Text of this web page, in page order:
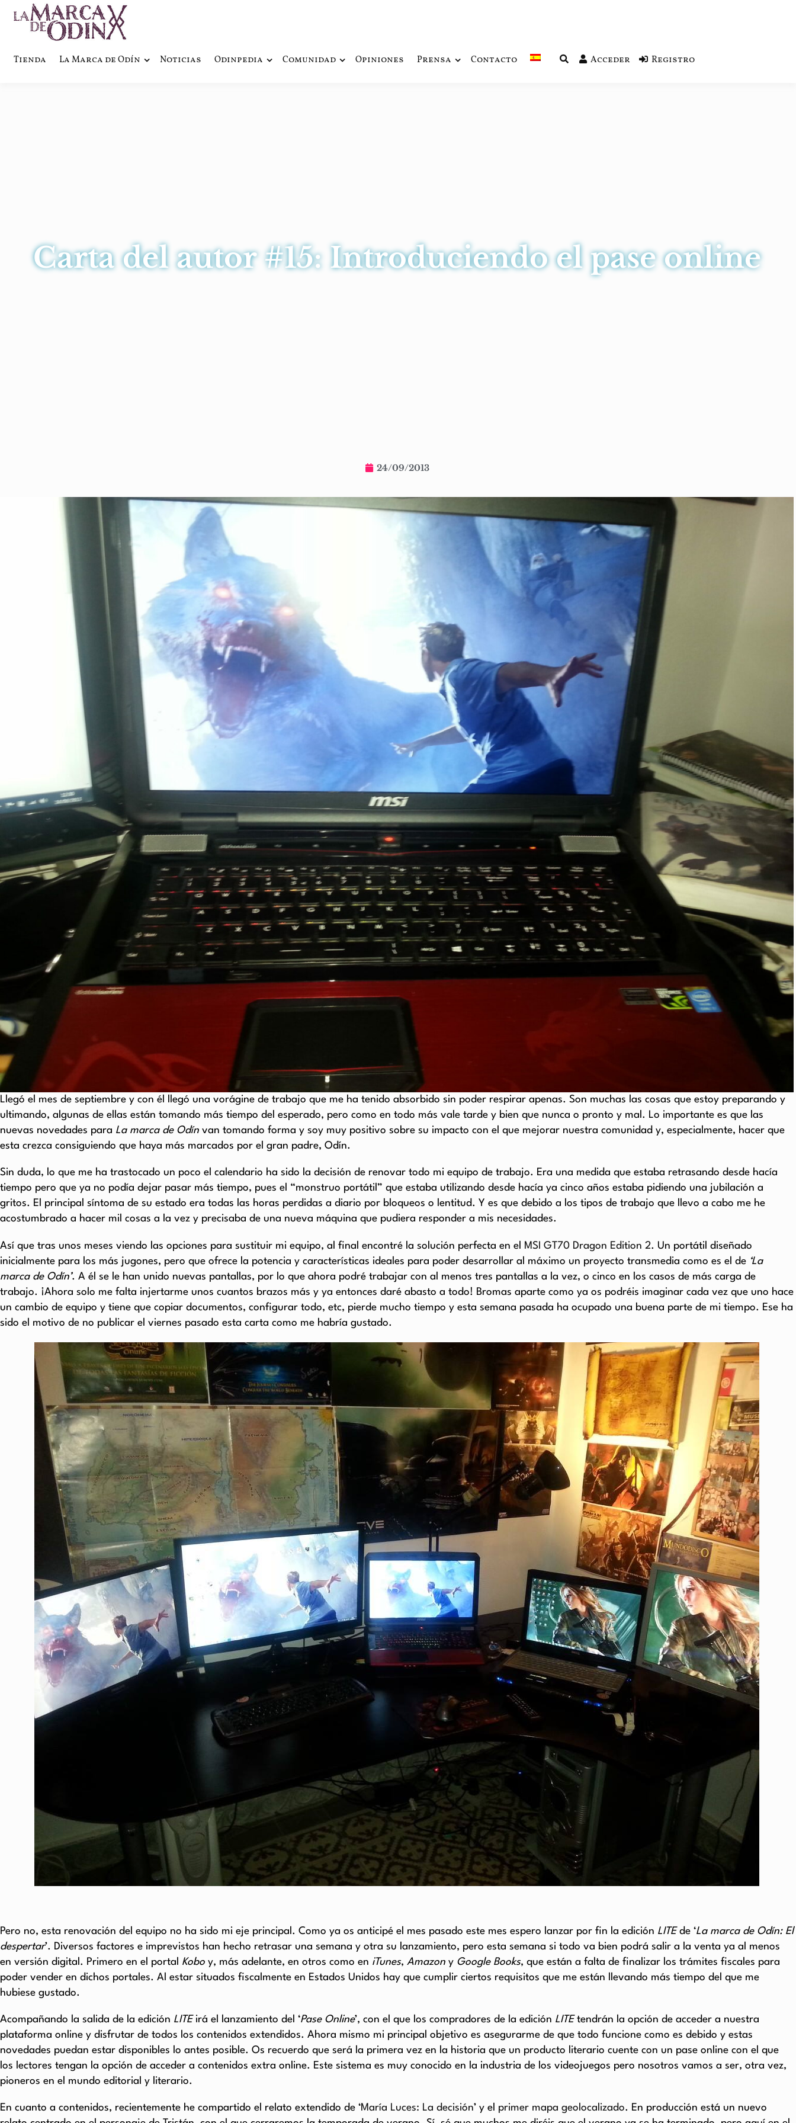
Tienda La Marca de Odín Noticias Odinpedia Comunidad Opiniones Prensa Contacto Acceder Registro
Carta del autor #15: Introduciendo el pase online
24/09/2013
Llegó el mes de septiembre y con él llegó una vorágine de trabajo que me ha tenido absorbido sin poder respirar apenas. Son muchas las cosas que estoy preparando y
ultimando, algunas de ellas están tomando más tiempo del esperado, pero como en todo más vale tarde y bien que nunca o pronto y mal. Lo importante es que las
nuevas novedades para La marca de Odín van tomando forma y soy muy positivo sobre su impacto con el que mejorar nuestra comunidad y, especialmente, hacer que
esta crezca consiguiendo que haya más marcados por el gran padre, Odín.
Sin duda, lo que me ha trastocado un poco el calendario ha sido la decisión de renovar todo mi equipo de trabajo. Era una medida que estaba retrasando desde hacía
tiempo pero que ya no podía dejar pasar más tiempo, pues el “monstruo portátil” que estaba utilizando desde hacía ya cinco años estaba pidiendo una jubilación a
gritos. El principal síntoma de su estado era todas las horas perdidas a diario por bloqueos o lentitud. Y es que debido a los tipos de trabajo que llevo a cabo me he
acostumbrado a hacer mil cosas a la vez y precisaba de una nueva máquina que pudiera responder a mis necesidades.
Así que tras unos meses viendo las opciones para sustituir mi equipo, al final encontré la solución perfecta en el MSI GT70 Dragon Edition 2. Un portátil diseñado
inicialmente para los más jugones, pero que ofrece la potencia y características ideales para poder desarrollar al máximo un proyecto transmedia como es el de ‘La
marca de Odín’. A él se le han unido nuevas pantallas, por lo que ahora podré trabajar con al menos tres pantallas a la vez, o cinco en los casos de más carga de
trabajo. ¡Ahora solo me falta injertarme unos cuantos brazos más y ya entonces daré abasto a todo! Bromas aparte como ya os podréis imaginar cada vez que uno hace
un cambio de equipo y tiene que copiar documentos, configurar todo, etc, pierde mucho tiempo y esta semana pasada ha ocupado una buena parte de mi tiempo. Ese ha
sido el motivo de no publicar el viernes pasado esta carta como me habría gustado.
Pero no, esta renovación del equipo no ha sido mi eje principal. Como ya os anticipé el mes pasado este mes espero lanzar por fin la edición LITE de ‘La marca de Odín: El
despertar’. Diversos factores e imprevistos han hecho retrasar una semana y otra su lanzamiento, pero esta semana si todo va bien podrá salir a la venta ya al menos
en versión digital. Primero en el portal Kobo y, más adelante, en otros como en iTunes, Amazon y Google Books, que están a falta de finalizar los trámites fiscales para
poder vender en dichos portales. Al estar situados fiscalmente en Estados Unidos hay que cumplir ciertos requisitos que me están llevando más tiempo del que me
hubiese gustado.
Acompañando la salida de la edición LITE irá el lanzamiento del ‘Pase Online’, con el que los compradores de la edición LITE tendrán la opción de acceder a nuestra
plataforma online y disfrutar de todos los contenidos extendidos. Ahora mismo mi principal objetivo es asegurarme de que todo funcione como es debido y estas
novedades puedan estar disponibles lo antes posible. Os recuerdo que será la primera vez en la historia que un producto literario cuente con un pase online con el que
los lectores tengan la opción de acceder a contenidos extra online. Este sistema es muy conocido en la industria de los videojuegos pero nosotros vamos a ser, otra vez,
pioneros en el mundo editorial y literario.
En cuanto a contenidos, recientemente he compartido el relato extendido de ‘María Luces: La decisión’ y el primer mapa geolocalizado. En producción está un nuevo